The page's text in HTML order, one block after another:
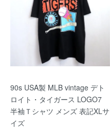
90s USA製 MLB vintage デト
ロイト・タイガース LOGO7
半袖Ｔシャツ メンズ 表記XLサ
イズ